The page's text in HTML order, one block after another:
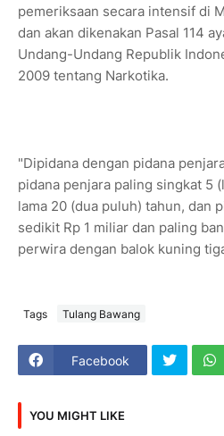
pemeriksaan secara intensif di
dan akan dikenakan Pasal 114
Undang-Undang Republik
2009 tentang Narkotika.
"Dipidana dengan pidana
pidana penjara paling singkat 5
lama 20 (dua puluh) tahun, dan
sedikit Rp 1 miliar dan paling
perwira dengan balok kuning
Tags Tulang Bawang
Facebook
YOU MIGHT LIKE